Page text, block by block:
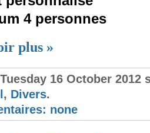
4 personnes
plus »
Tuesday 16 October 2012
, Divers.
none